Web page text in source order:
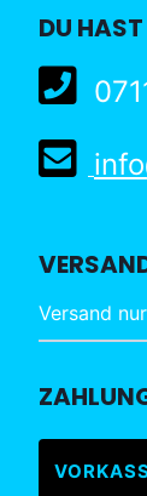
DU
Versand